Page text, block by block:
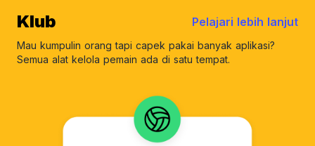
Pelajari lebih lanjut
Klub
Mau kumpulin orang tapi capek pakai banyak aplikasi?
Semua alat kelola pemain ada di satu tempat.